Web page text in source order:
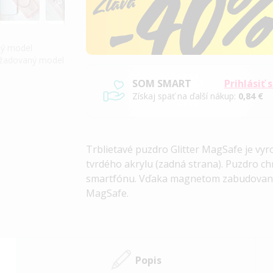
Prihlásiť
SOM SMART
Získaj späť na ďalší nákup: 0,84 €
Trblietavé puzdro Glitter MagSafe je
tvrdého akrylu (zadná strana). Puzdro
smartfónu. Vďaka magnetom
MagSafe.
Popis